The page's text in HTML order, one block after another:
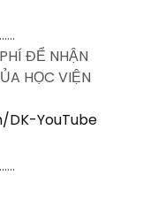
ĐỂ NHẬN
HỌC VIỆN
YouTube